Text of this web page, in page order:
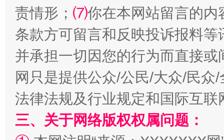
站台名比不上好声名
责情形； ⑺你在本网站留言的内
条款方可留言和反映投诉报料
并承担一切因您的行为而直接
网只是提供公众/公民/大众/民
法律法规及行业规定和国际互
三、关于网络版权权属问题：